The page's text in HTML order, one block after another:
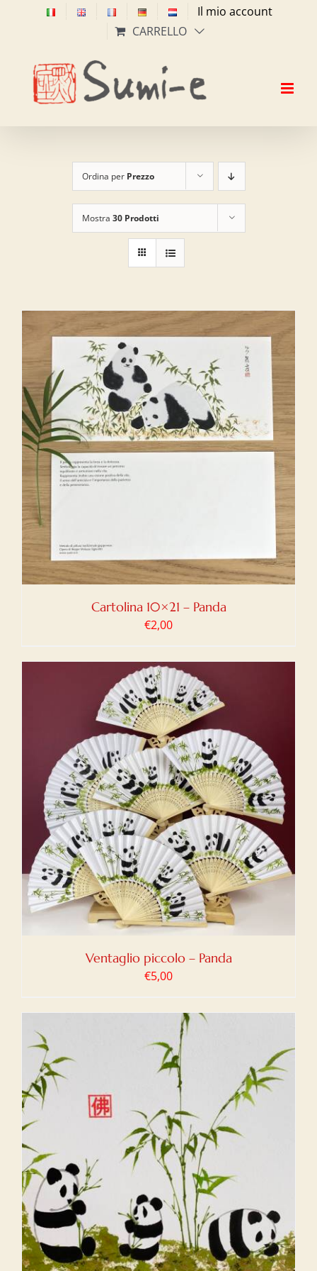
Il mio account
CARRELLO
Ordina per Prezzo
Mostra 30 Prodotti
Cartolina 10×21 – Panda
€2,00
Ventaglio piccolo – Panda
€5,00